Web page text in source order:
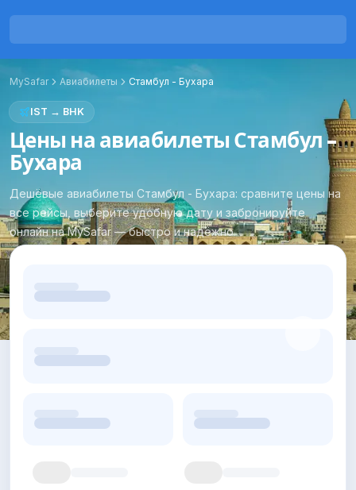
MySafar Авиабилеты Стамбул - Бухара
IST → BHK
Цены на авиабилеты Стамбул -
Бухара
Дешёвые авиабилеты Стамбул - Бухара: сравните цены на
все рейсы, выберите удобную дату и забронируйте
онлайн на MySafar — быстро и надёжно.